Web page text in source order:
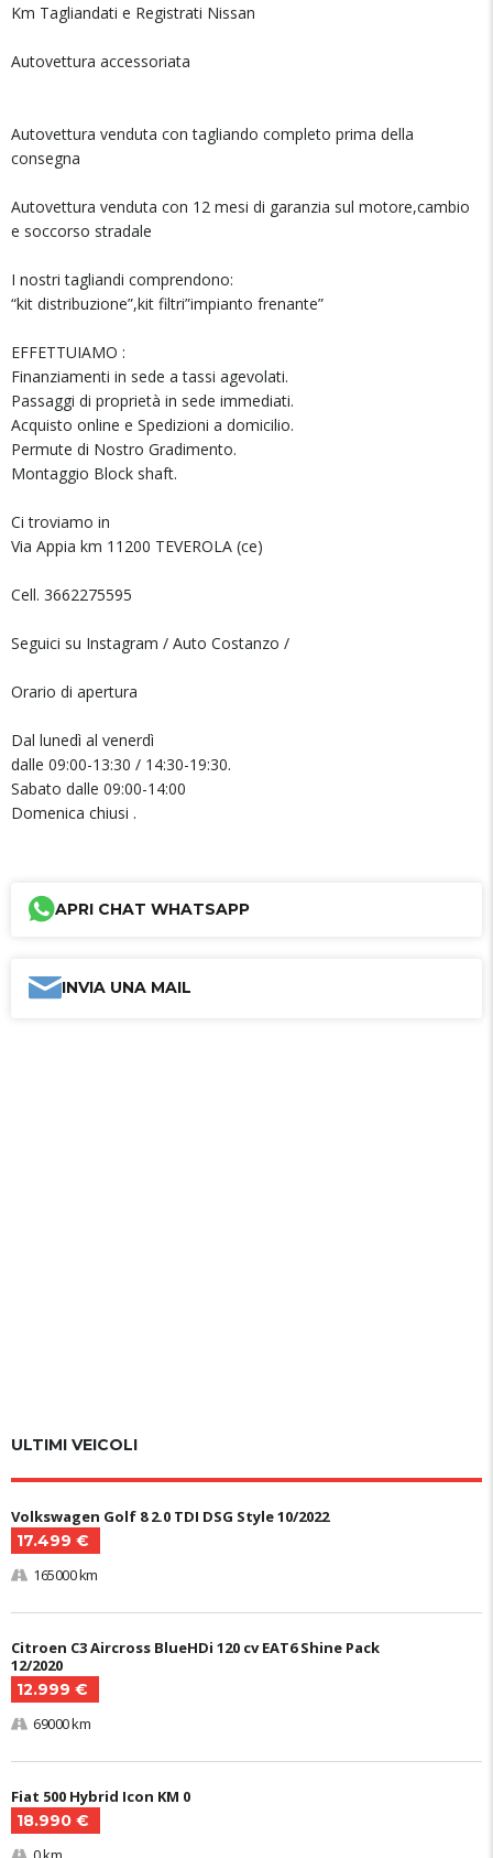
Km Tagliandati e Registrati Nissan
Autovettura accessoriata
Autovettura venduta con tagliando completo prima della
consegna
Autovettura venduta con 12 mesi di garanzia sul motore,cambio
e soccorso stradale
I nostri tagliandi comprendono:
“kit distribuzione”,kit filtri”impianto frenante”
EFFETTUIAMO :
Finanziamenti in sede a tassi agevolati.
Passaggi di proprietà in sede immediati.
Acquisto online e Spedizioni a domicilio.
Permute di Nostro Gradimento.
Montaggio Block shaft.
Ci troviamo in
Via Appia km 11200 TEVEROLA (ce)
Cell. 3662275595
Seguici su Instagram / Auto Costanzo /
Orario di apertura
Dal lunedì al venerdì
dalle 09:00-13:30 / 14:30-19:30.
Sabato dalle 09:00-14:00
Domenica chiusi .
APRI CHAT WHATSAPP
INVIA UNA MAIL
ULTIMI VEICOLI
Volkswagen Golf 8 2.0 TDI DSG Style 10/2022
17.499 €
165000 km
Citroen C3 Aircross BlueHDi 120 cv EAT6 Shine Pack
12/2020
12.999 €
69000 km
Fiat 500 Hybrid Icon KM 0
18.990 €